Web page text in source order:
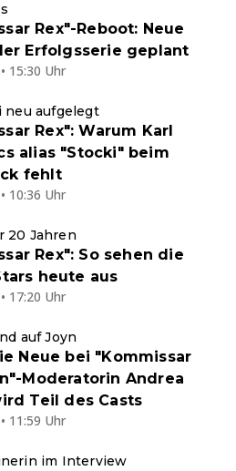
Rex"-Reboot: Neue
Erfolgsserie geplant
15:30 Uhr
neu aufgelegt
Rex": Warum Karl
alias "Stocki" beim
fehlt
10:36 Uhr
20 Jahren
Rex": So sehen die
heute aus
17:20 Uhr
auf Joyn
Neue bei "Kommissar
Moderatorin Andrea
Teil des Casts
11:59 Uhr
im Interview